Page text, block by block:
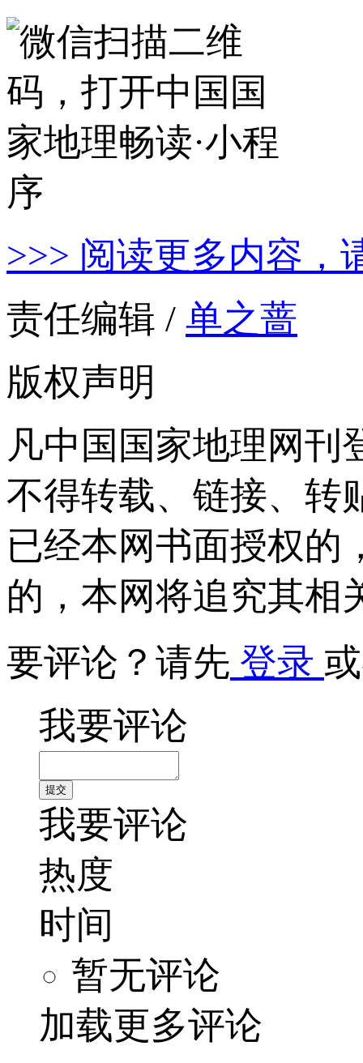
>>> 阅读更多内容，
责任编辑 / 单之蔷
版权声明
凡中国国家地理网刊
不得转载、链接、转
已经本网书面授权的
的，本网将追究其相
要评论？请先 登录
我要评论
我要评论
热度
时间
暂无评论
加载更多评论